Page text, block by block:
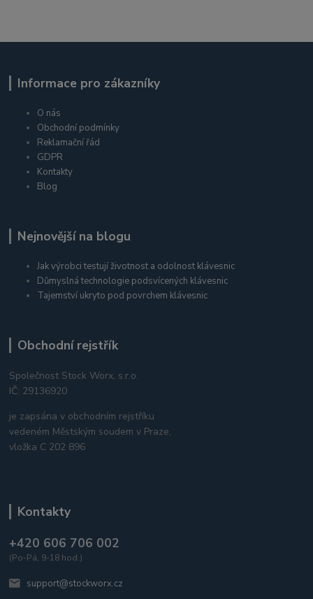
Informace pro zákazníky
O nás
Obchodní podmínky
Reklamační řád
GDPR
Kontakty
Blog
Nejnovější na blogu
Jak výrobci testují životnost a odolnost klávesnic
Důmyslná technologie podsvícených klávesnic
Tajemství ukryto pod povrchem klávesnic
Obchodní rejstřík
Společnost Stock Worx, s.r.o.
IČ: 29136920
je zapsána v obchodním rejstříku
vedeném Městským soudem v Praze,
vložka C 202 896
Kontakty
+420 606 706 002
(Po-Pá, 9-18 hod.)
support@stockworx.cz